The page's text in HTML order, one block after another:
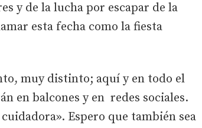
y de la lucha por escapar de la
esta fecha como la fiesta
muy distinto; aquí y en todo el
en balcones y en redes sociales.
Espero que también sea